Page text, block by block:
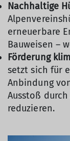
Nachhaltige
erneuerbare
Bauweisen –
Förderung
setzt sich für
Anbindung
Ausstoß
reduzieren.